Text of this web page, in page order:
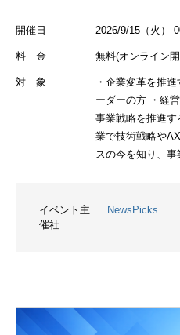
開催日 2026/9/15（火）
料 金 無料(オンライン
対 象
・企業変革を推
ーダーの方 ・経
事業戦略を推進
業で技術戦略や
スの今を知り、
イベント主
催社
NewsPicks